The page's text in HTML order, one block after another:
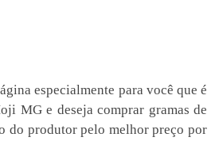
especialmente para você que é
MG e deseja comprar gramas de
do produtor pelo melhor preço por